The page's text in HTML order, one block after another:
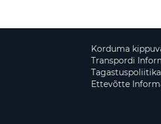
Korduma
Transpordi
Tagastuspoliitika
Ettevõtte